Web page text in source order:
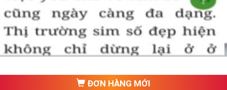
một số phải vừa đẹp, vừa tốt về phong thủy thì mới là sim hoàn
hảo. Vậy phải làm sao?
- Cách nhanh nhất để chọn mua được Sim Tứ Quý 2 là bạn vào
trang chủ của Sim Tiền Giang, chọn mục “
Sim giảm giá
“ ở ngay đầu
trang chủ. Đây là danh sách sim được đại lý giảm giá vì một số lý
Ngoài ra quý khách chưa ưng ý về Sim Tứ Quý 2 có cũng thể tham
khảo thêm Sim Vinaphone,Sim Gmobile, Sim Tứ Quý Giữa
ĐƠN HÀNG MỚI